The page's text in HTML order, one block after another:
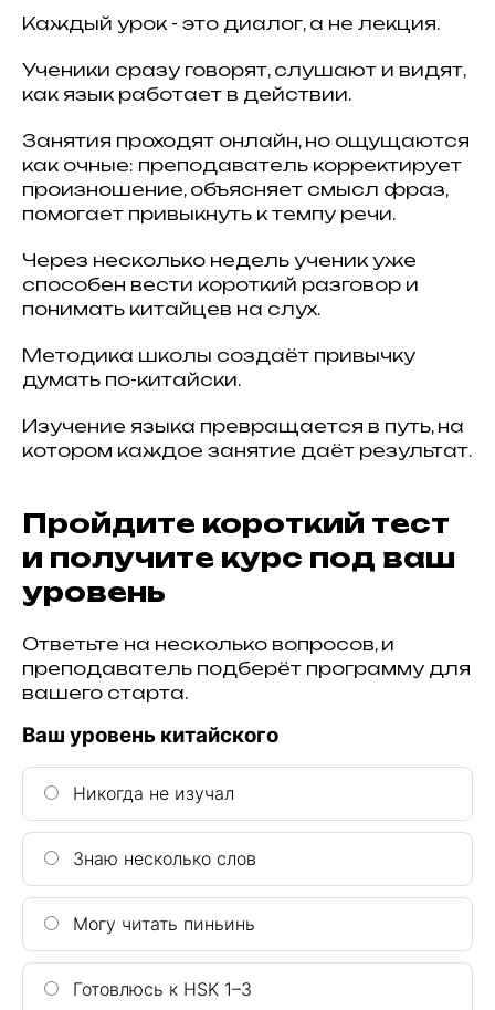
Каждый урок - это диалог, а не лекция.
Ученики сразу говорят, слушают и видят,
как язык работает в действии.
Занятия проходят онлайн, но ощущаются
как очные: преподаватель корректирует
произношение, объясняет смысл фраз,
помогает привыкнуть к темпу речи.
Через несколько недель ученик уже
способен вести короткий разговор и
понимать китайцев на слух.
Методика школы создаёт привычку
думать по-китайски.
Изучение языка превращается в путь, на
котором каждое занятие даёт результат.
Пройдите короткий тест
и получите курс под ваш
уровень
Ответьте на несколько вопросов, и
преподаватель подберёт программу для
вашего старта.
Ваш уровень китайского
Никогда не изучал
Знаю несколько слов
Могу читать пиньинь
Готовлюсь к HSK 1–3